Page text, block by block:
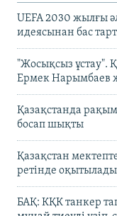
UEFA 2030 жылғы
идеясынан бас
"Жосықсыз ұстау".
Ермек Нарымбаев
Қазақстанда
босап шықты
Қазақстан
ретінде оқытылады
БАҚ: КҚК танкер